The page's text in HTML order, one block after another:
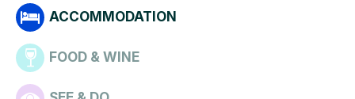
ACCOMMODATION
FOOD & WINE